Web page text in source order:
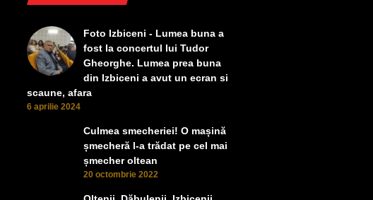
Foto Izbiceni - Lumea buna a
fost la concertul lui Tudor
Gheorghe. Lumea prea buna
din Izbiceni a avut un ecran si
scaune, afara
6 aprilie 2024
Culmea smecheriei! O mașină
șmecheră l-a trădat pe cel mai
șmecher oltean
20 octombrie 2022